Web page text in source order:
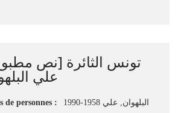
تونس الثائرة [نص
‏علي
de personnes :
البلهوان, علي‏ 1990-1958